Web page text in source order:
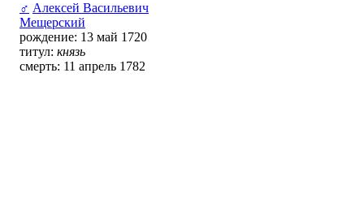
♂ Алексей Васильевич
Мещерский
рождение: 13 май 1720
титул: князь
смерть: 11 апрель 1782